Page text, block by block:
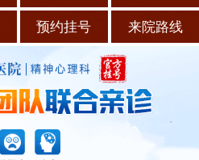
预约挂号 来院路线